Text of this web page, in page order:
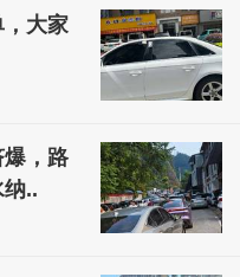
大家
，路
..